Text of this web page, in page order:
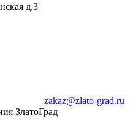
д.3
zakaz@zlato-grad.ru
ЗлатоГрад